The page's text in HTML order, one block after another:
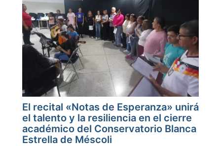
El recital «Notas de Esperanza» unirá
el talento y la resiliencia en el cierre
académico del Conservatorio Blanca
Estrella de Méscoli